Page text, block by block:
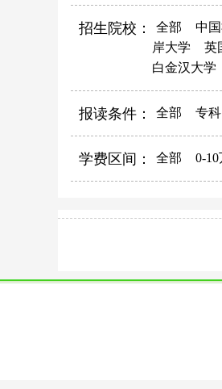
招生院校： 全部 中
岸大学
英
白金汉大学
报读条件： 全部 专科
学费区间： 全部 0-10